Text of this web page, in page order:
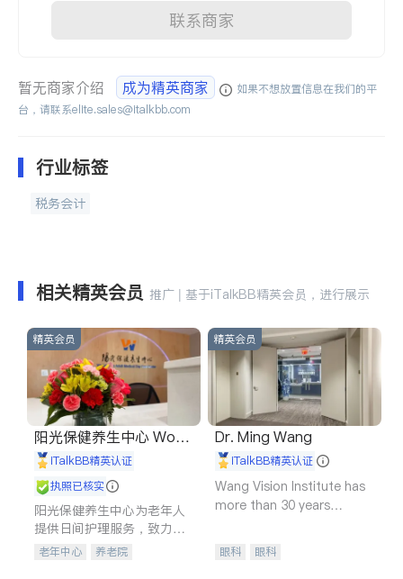
联系商家
暂无商家介绍 成为精英商家
如果不想放置信息在我们的平
台，请联系elite.sales@italkbb.com
行业标签
税务会计
相关精英会员 推广 | 基于iTalkBB精英会员，进行展示
精英会员
阳光保健养生中心 World
shine
iTalkBB精英认证
执照已核实
阳光保健养生中心为老年人
提供日间护理服务，致力于
通过持续的护理创新来有效
老年中心 养老院
精英会员
Dr. Ming Wang
iTalkBB精英认证
Wang Vision Institute has
more than 30 years
眼科 眼科